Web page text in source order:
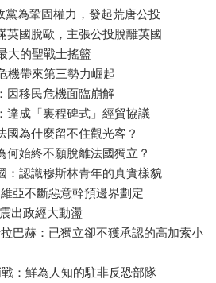
為鞏固權力，發起荒唐公投
國脫歐，主張公投脫離英國
大的聖戰士搖籃
機帶來第三勢力崛起
因移民危機面臨崩解
達成「裏程碑式」經貿協議
為什麼留不住觀光客？
始終不願脫離法國獨立？
：認識穆斯林青年的真實樣貌
亞不斷惡意幹預邊界劃定
出政經大動盪
巴赫：已獨立卻不獲承認的高加索小
：鮮為人知的駐非反恐部隊